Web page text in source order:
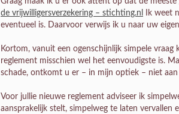
de vrijwilligersverzekering – stichting.nl
Ik weet
eventueel is. Daarvoor verwijs ik u naar uw
Kortom, vanuit een ogenschijnlijk simpele
reglement misschien wel het eenvoudigste is.
schade, ontkomt u er – in mijn optiek – niet
Voor jullie nieuwe reglement adviseer ik
aansprakelijk stelt, simpelweg te laten vervallen